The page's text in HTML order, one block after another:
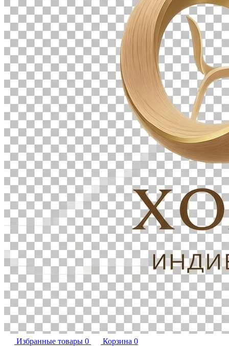
Избранные товары 0 Корзина 0